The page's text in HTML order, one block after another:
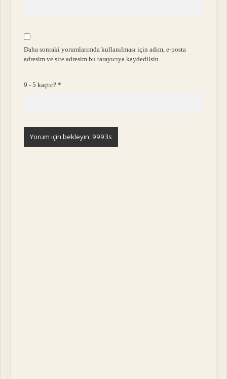
Daha sonraki yorumlarımda kullanılması için adım, e-posta
adresim ve site adresim bu tarayıcıya kaydedilsin.
9 - 5 kaçtır?*